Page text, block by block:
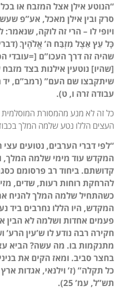
“הנוטע אילן אצל המזבח או בכל
סרק ובין אילן מאכל, אע”פ
ויופי לו – הרי זה לוקה,
כָּל עֵץ אֵצֶל מִזְבַּח ה’ אֱלֹהֶיךָ
שהיה זה דרך העכו”ם [=עובדי
[שהיו] נוטעין אילנות בצד
שיתקבצו שם העם” (רמב”ם, יד
עבודה זרה ו, ט).
כל זה לא מנע מהמסורת
העצים הללו נטע שלמה המלך
“לפי דברי הערבים, נטועים
המקדש עוד מימי שלמה המלך,
קדושתם. ביחוד רב פרסומם
להרחקת רוחות רעות, שדים,
כשהתחיל שלמה המלך להניח
המקדש, היו הללו נחרבים ביד
פעמים אחדות ושלמה לא הבין
חקירה רבה נודע לו ש’עין הרע’
מתנקמות בו. מה עשה? הביא
בחצר סביב. ומאז הקים את
כל תקלה” (ז’ וילנאי, אגדות
תש”ל, עמ’ 25
).